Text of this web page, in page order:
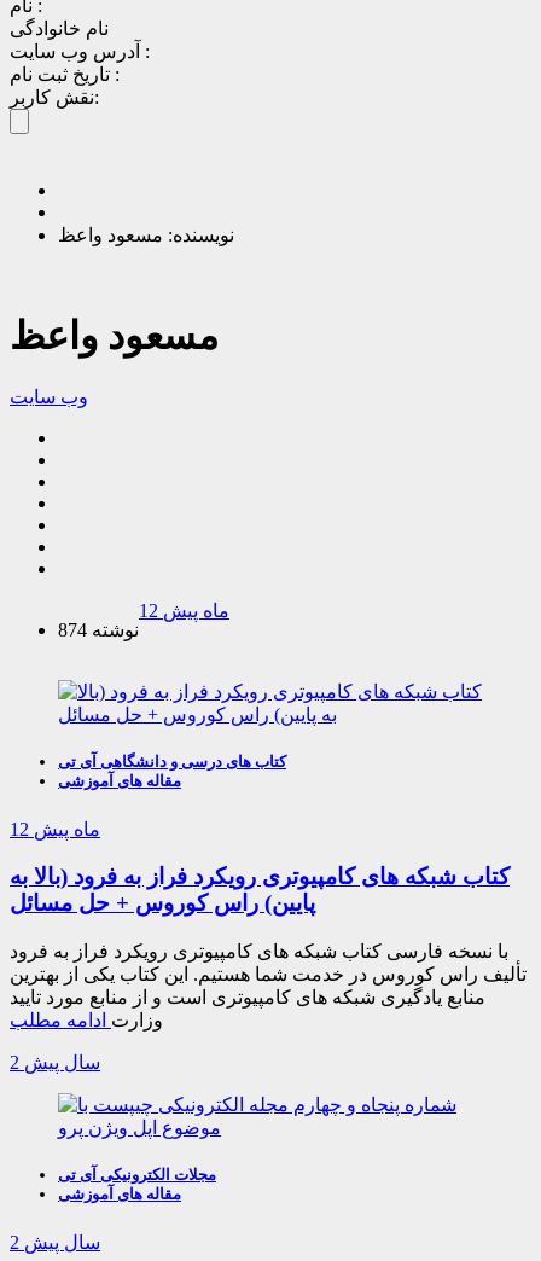
نام :
نام خانوادگی
آدرس وب سایت :
تاریخ ثبت نام :
نقش کاربر:
نویسنده: مسعود واعظ
مسعود واعظ
وب سایت
874 نوشته
12 ماه پیش
کتاب های درسی و دانشگاهی آی تی
مقاله های آموزشی
12 ماه پیش
کتاب شبکه های کامپیوتری رویکرد فراز به فرود (بالا به
پایین) راس کوروس + حل مسائل
با نسخه فارسی کتاب شبکه های کامپیوتری رویکرد فراز به فرود
تألیف راس کوروس در خدمت شما هستیم. این کتاب یکی از بهترین
منابع یادگیری شبکه های کامپیوتری است و از منابع مورد تایید
وزارت ادامه مطلب
2 سال پیش
مجلات الکترونیکی آی تی
مقاله های آموزشی
2 سال پیش